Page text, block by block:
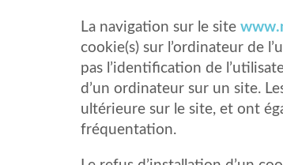
La navigation sur le site
cookie(s) sur l’ordinateur de
pas l’identification de
d’un ordinateur sur un site.
ultérieure sur le site, et ont
fréquentation.